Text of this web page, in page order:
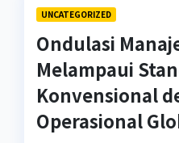
UNCATEGORIZED
Ondulasi
Melampaui
Konvensional
Operasional